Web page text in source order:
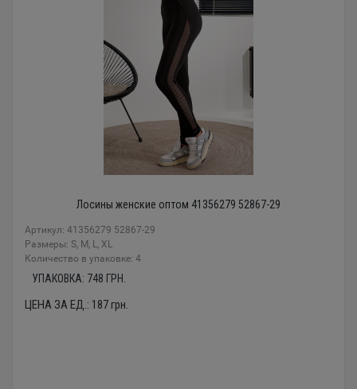
Лосины женские оптом 41356279 52867-29
Артикул: 41356279 52867-29
Размеры: S, M, L, XL
Количество в упаковке: 4
УПАКОВКА: 748 ГРН.
ЦЕНА ЗА ЕД.: 187грн.